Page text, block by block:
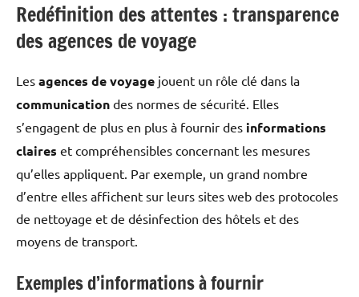
Redéfinition des attentes : transparence
des agences de voyage
Les agences de voyage jouent un rôle clé dans la
communication des normes de sécurité. Elles
s’engagent de plus en plus à fournir des informations
claires et compréhensibles concernant les mesures
qu’elles appliquent. Par exemple, un grand nombre
d’entre elles affichent sur leurs sites web des protocoles
de nettoyage et de désinfection des hôtels et des
moyens de transport.
Exemples d’informations à fournir